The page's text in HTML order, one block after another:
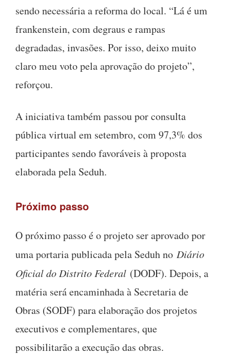
sendo necessária a reforma do local. “Lá é um
frankenstein, com degraus e rampas
degradadas, invasões. Por isso, deixo muito
claro meu voto pela aprovação do projeto”,
reforçou.
A iniciativa também passou por consulta
pública virtual em setembro, com 97,3% dos
participantes sendo favoráveis à proposta
elaborada pela Seduh.
Próximo passo
O próximo passo é o projeto ser aprovado por
uma portaria publicada pela Seduh no Diário
Oficial do Distrito Federal (DODF). Depois, a
matéria será encaminhada à Secretaria de
Obras (SODF) para elaboração dos projetos
executivos e complementares, que
possibilitarão a execução das obras.